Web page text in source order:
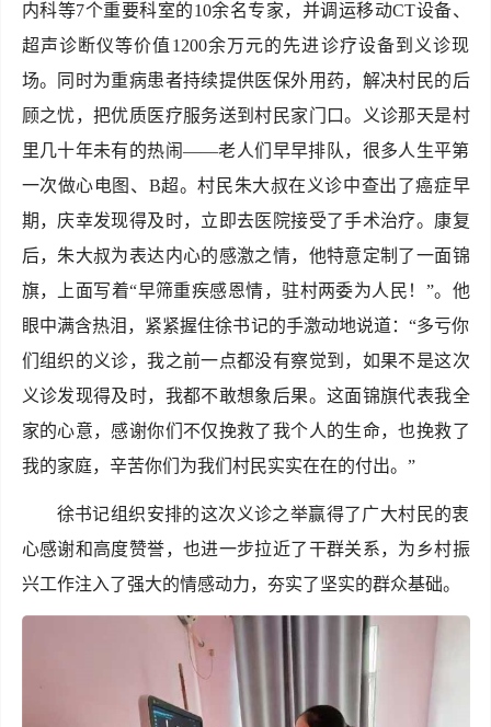
内科等7个重要科室的10余名专家，并调运移动CT设备、
超声诊断仪等价值1200余万元的先进诊疗设备到义诊现
场。同时为重病患者持续提供医保外用药，解决村民的后
顾之忧，把优质医疗服务送到村民家门口。义诊那天是村
里几十年未有的热闹——老人们早早排队，很多人生平第
一次做心电图、B超。村民朱大叔在义诊中查出了癌症早
期，庆幸发现得及时，立即去医院接受了手术治疗。康复
后，朱大叔为表达内心的感激之情，他特意定制了一面锦
旗，上面写着“早筛重疾感恩情，驻村两委为人民！”。他
眼中满含热泪，紧紧握住徐书记的手激动地说道：“多亏你
们组织的义诊，我之前一点都没有察觉到，如果不是这次
义诊发现得及时，我都不敢想象后果。这面锦旗代表我全
家的心意，感谢你们不仅挽救了我个人的生命，也挽救了
我的家庭，辛苦你们为我们村民实实在在的付出。”
徐书记组织安排的这次义诊之举赢得了广大村民的衷
心感谢和高度赞誉，也进一步拉近了干群关系，为乡村振
兴工作注入了强大的情感动力，夯实了坚实的群众基础。